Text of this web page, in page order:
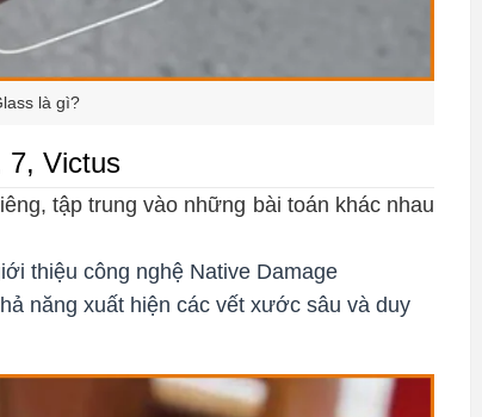
là gì?
7, Victus
tập trung vào những bài toán khác nhau
thiệu công nghệ Native Damage
năng xuất hiện các vết xước sâu và duy